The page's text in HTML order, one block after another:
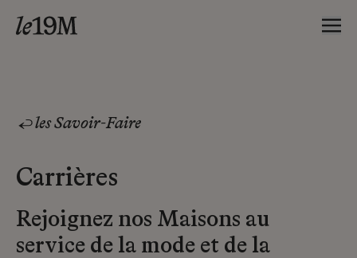
les Savoir-Faire
Carrières
Rejoignez nos Maisons au
service de la mode et de la